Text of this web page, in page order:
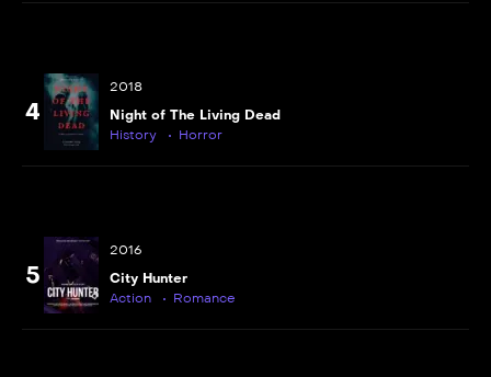
4
2018
Night of The Living Dead
History
Horror
5
2016
City Hunter
Action
Romance